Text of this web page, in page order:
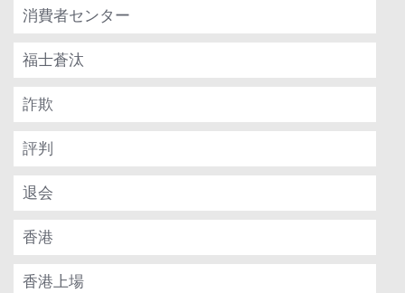
消費者センター
福士蒼汰
詐欺
評判
退会
香港
香港上場